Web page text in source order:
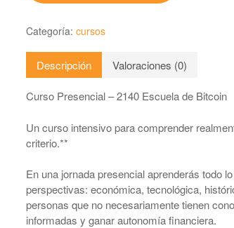
Categoría: cursos
Descripción Valoraciones (0)
Curso Presencial – 2140 Escuela de Bitcoin
Un curso intensivo para comprender
criterio.**
En una jornada presencial aprenderás todo
perspectivas: económica, tecnológica,
personas que no necesariamente tienen
informadas y ganar autonomía financiera.